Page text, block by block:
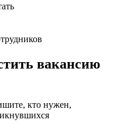
вакансию
кто нужен,